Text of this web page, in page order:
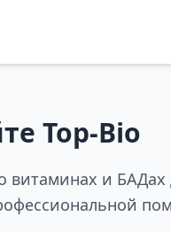
Top-Bio
и